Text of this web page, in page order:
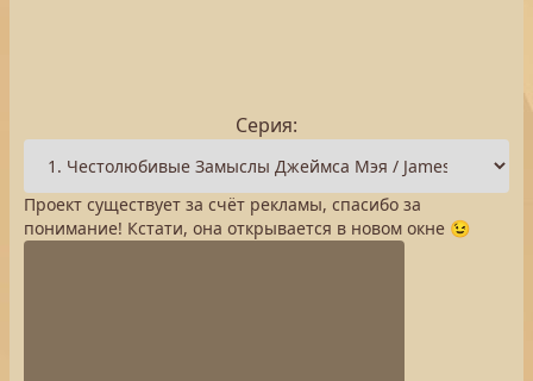
Серия:
Проект существует за счёт рекламы, спасибо за
понимание! Кстати, она открывается в новом окне 😉